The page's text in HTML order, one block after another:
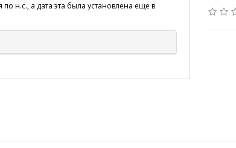
н.с., а дата эта была установлена еще в